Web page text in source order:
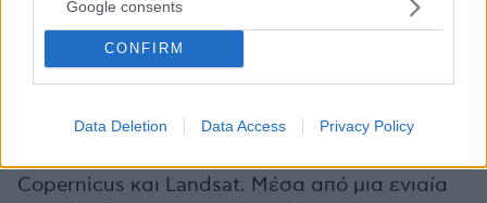
Google consents
CONFIRM
Data Deletion Data Access Privacy Policy
διαμοιρασμού γεωχωρικών πληροφοριών. Ο
κόμβος παρέχει σε σχεδόν πραγματικό χρόνο
έτοιμα προς ανάλυση δεδομένα (Analysis-
όλους τους ελληνικούς δορυφόρους αλλά και
Copernicus και Landsat. Μέσα από μια ενιαία